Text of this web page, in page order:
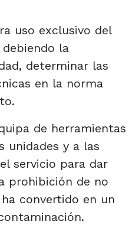
uso exclusivo del
la
determinar las
en la norma
de herramientas
unidades y a las
servicio para dar
prohibición de no
convertido en un